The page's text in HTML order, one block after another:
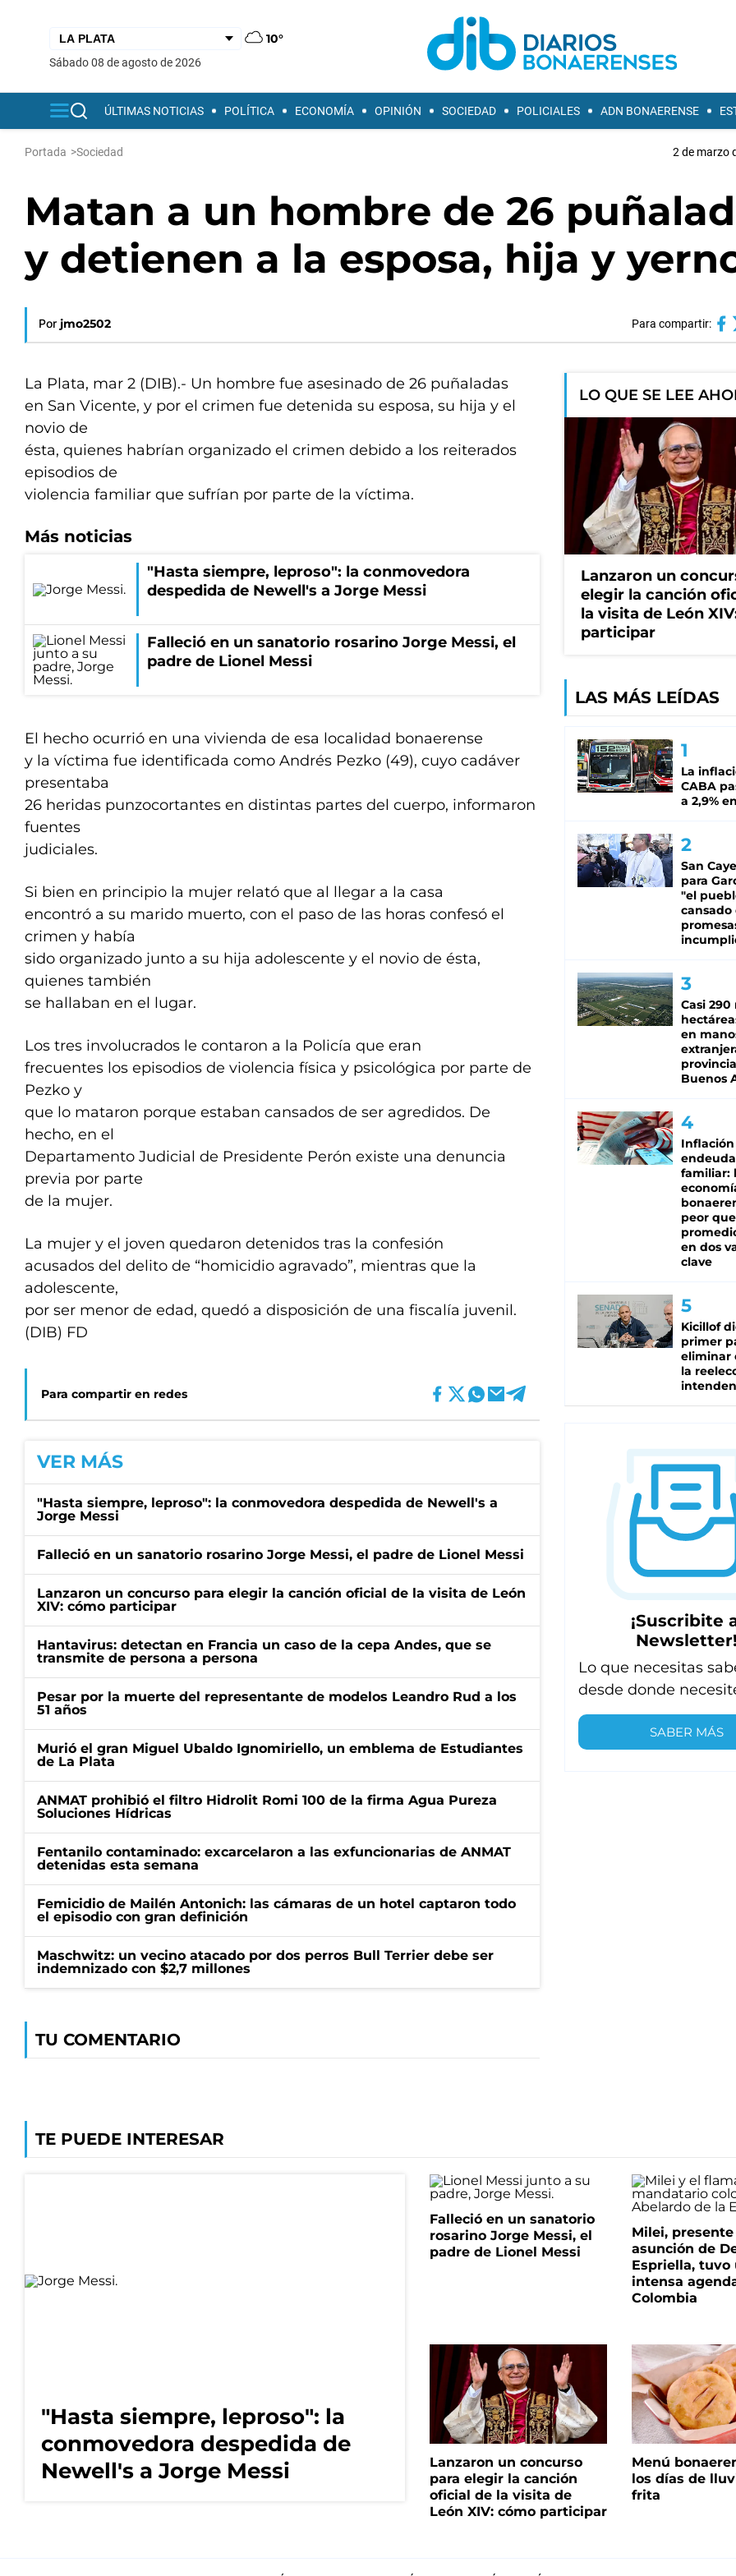
10°
sábado 08 de agosto de 2026
ÚLTIMAS NOTICIAS POLÍTICA ECONOMÍA OPINIÓN SOCIEDAD POLICIALES ADN BONAERENSE
Portada >Sociedad 2 de marzo
Matan a un hombre de 26
y detienen a la esposa, hija y
Por jmo2502 Para compartir:
La Plata, mar 2 (DIB).- Un hombre fue asesinado de 26 puñaladas
en San Vicente, y por el crimen fue detenida su esposa, su hija y el
novio de
ésta, quienes habrían organizado el crimen debido a los reiterados
episodios de
violencia familiar que sufrían por parte de la víctima.
Más noticias
"Hasta siempre, leproso": la conmovedora
despedida de Newell's a Jorge Messi
Falleció en un sanatorio rosarino Jorge Messi, el
padre de Lionel Messi
El hecho ocurrió en una vivienda de esa localidad bonaerense
y la víctima fue identificada como Andrés Pezko (49), cuyo cadáver
presentaba
26 heridas punzocortantes en distintas partes del cuerpo, informaron
fuentes
judiciales.
Si bien en principio la mujer relató que al llegar a la casa
encontró a su marido muerto, con el paso de las horas confesó el
crimen y había
sido organizado junto a su hija adolescente y el novio de ésta,
quienes también
se hallaban en el lugar.
Los tres involucrados le contaron a la Policía que eran
frecuentes los episodios de violencia física y psicológica por parte de
Pezko y
que lo mataron porque estaban cansados de ser agredidos. De
hecho, en el
Departamento Judicial de Presidente Perón existe una denuncia
previa por parte
de la mujer.
La mujer y el joven quedaron detenidos tras la confesión
acusados del delito de “homicidio agravado”, mientras que la
adolescente,
por ser menor de edad, quedó a disposición de una fiscalía juvenil.
(DIB) FD
Para compartir en redes
VER MÁS
"Hasta siempre, leproso": la conmovedora despedida de Newell's a
Jorge Messi
Falleció en un sanatorio rosarino Jorge Messi, el padre de Lionel Messi
Lanzaron un concurso para elegir la canción oficial de la visita de León
XIV: cómo participar
Hantavirus: detectan en Francia un caso de la cepa Andes, que se
transmite de persona a persona
Pesar por la muerte del representante de modelos Leandro Rud a los
51 años
Murió el gran Miguel Ubaldo Ignomiriello, un emblema de Estudiantes
de La Plata
ANMAT prohibió el filtro Hidrolit Romi 100 de la firma Agua Pureza
Soluciones Hídricas
Fentanilo contaminado: excarcelaron a las exfuncionarias de ANMAT
detenidas esta semana
Femicidio de Mailén Antonich: las cámaras de un hotel captaron todo
el episodio con gran definición
Maschwitz: un vecino atacado por dos perros Bull Terrier debe ser
indemnizado con $2,7 millones
TU COMENTARIO
LO QUE SE LEE
Lanzaron un
elegir la canción
la visita de León
participar
LAS MÁS LEÍDAS
La
CABA
a 2,9%
San
para
"el
cansado
Casi 290
en
Buenos
Inflación
familiar:
peor
en dos
clave
Kicillof
primer
eliminar
la
¡Suscribite
Newsletter!
Lo que necesitas
desde donde
SABER MÁS
TE PUEDE INTERESAR
"Hasta siempre, leproso": la
conmovedora despedida de
Newell's a Jorge Messi
Falleció en un sanatorio
rosarino Jorge Messi, el
padre de Lionel Messi
Milei,
asunción de
Espriella, tuvo
intensa
Colombia
Lanzaron un concurso
para elegir la canción
oficial de la visita de
León XIV: cómo participar
Menú
los días de
frita